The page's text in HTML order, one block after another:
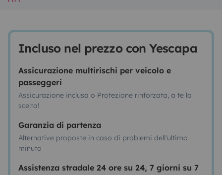
Incluso nel prezzo con Yescapa
Assicurazione multirischi per veicolo e
passeggeri
Assicurazione inclusa o Protezione rinforzata, a te la
scelta!
Garanzia di partenza
Alternative proposte in caso di problemi dell'ultimo
minuto
Assistenza stradale 24 ore su 24, 7 giorni su 7